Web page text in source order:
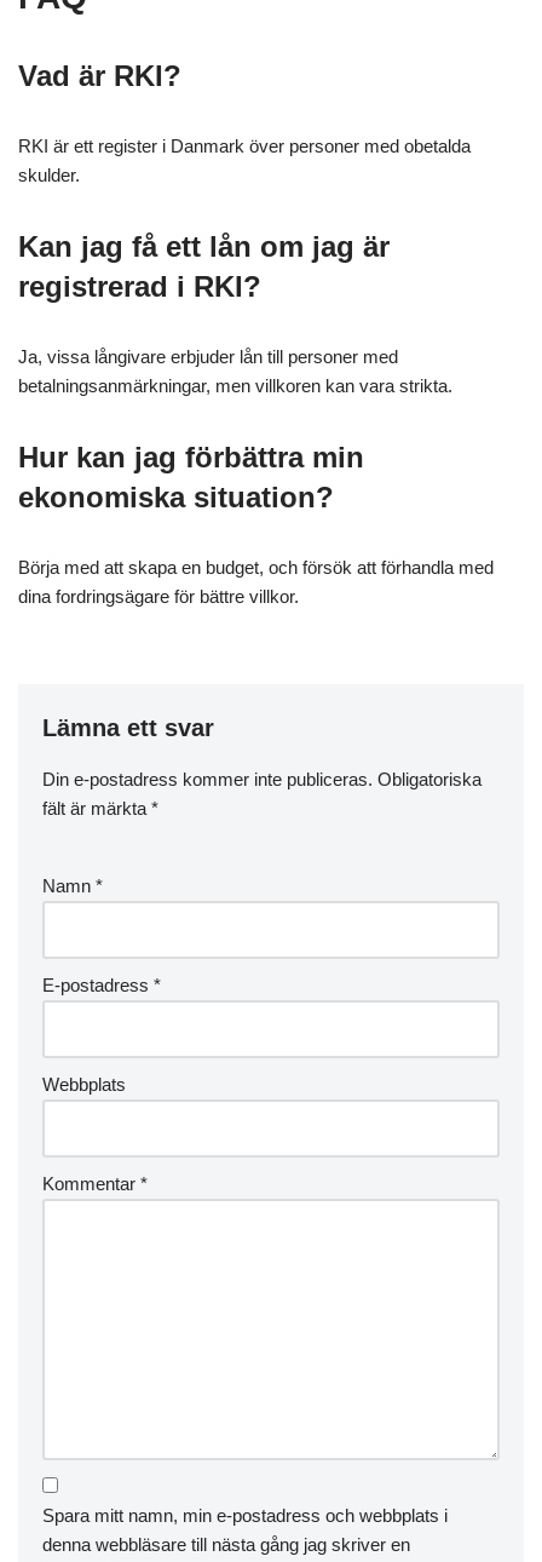
Vad är RKI?
RKI är ett register i Danmark över personer med obetalda
skulder.
Kan jag få ett lån om jag är
registrerad i RKI?
Ja, vissa långivare erbjuder lån till personer med
betalningsanmärkningar, men villkoren kan vara strikta.
Hur kan jag förbättra min
ekonomiska situation?
Börja med att skapa en budget, och försök att förhandla med
dina fordringsägare för bättre villkor.
Lämna ett svar
Din e-postadress kommer inte publiceras. Obligatoriska
fält är märkta *
Namn *
E-postadress *
Webbplats
Kommentar *
Spara mitt namn, min e-postadress och webbplats i
denna webbläsare till nästa gång jag skriver en